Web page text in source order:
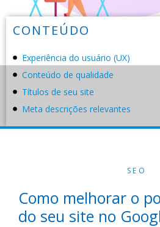
CONTEÚDO
Experiência do usuário (UX)
Conteúdo de qualidade
Títulos de seu site
Meta descrições relevantes
SEO
Como melhorar o
do seu site no